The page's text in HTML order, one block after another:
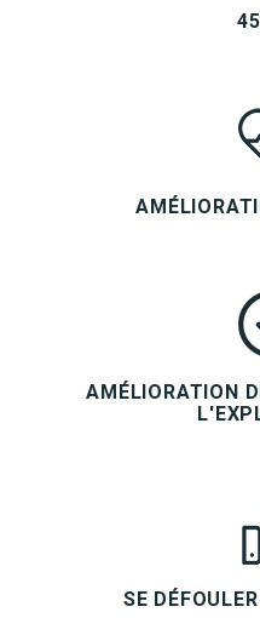
AMÉLIORATION
SE